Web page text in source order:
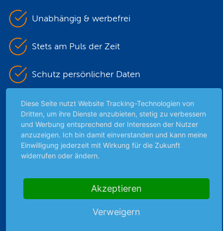
Unabhängig & werbefrei
Stets am Puls der Zeit
Schutz persönlicher Daten
Sicher mit SSL-Verschlüsselung
Highlights
Archiv
Börsengespräche
Diese Seite nutzt Website Tracking-Technologien von
Dritten, um ihre Dienste anzubieten, stetig zu verbessern
und Werbung entsprechend der Interessen der Nutzer
anzuzeigen. Ich bin damit einverstanden und kann meine
Einwilligung jederzeit mit Wirkung für die Zukunft
widerrufen oder ändern.
Akzeptieren
Verweigern